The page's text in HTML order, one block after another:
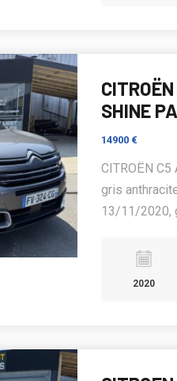
SHINE
14900 €
CITROËN C5
gris
13/11/2020,
2020